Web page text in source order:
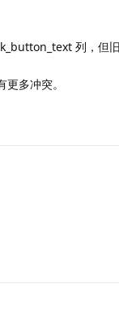
列，但
多冲突。